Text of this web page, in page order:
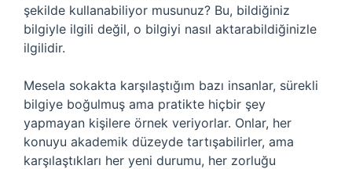
şekilde kullanabiliyor musunuz? Bu, bildiğiniz
bilgiyle ilgili değil, o bilgiyi nasıl aktarabildiğinizle
ilgilidir.
Mesela sokakta karşılaştığım bazı insanlar, sürekli
bilgiye boğulmuş ama pratikte hiçbir şey
yapmayan kişilere örnek veriyorlar. Onlar, her
konuyu akademik düzeyde tartışabilirler, ama
karşılaştıkları her yeni durumu, her zorluğu